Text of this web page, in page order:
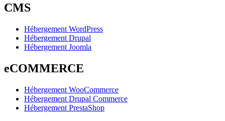
CMS
Hébergement WordPress
Hébergement Drupal
Hébergement Joomla
eCOMMERCE
Hébergement WooCommerce
Hébergement Drupal Commerce
Hébergement PrestaShop